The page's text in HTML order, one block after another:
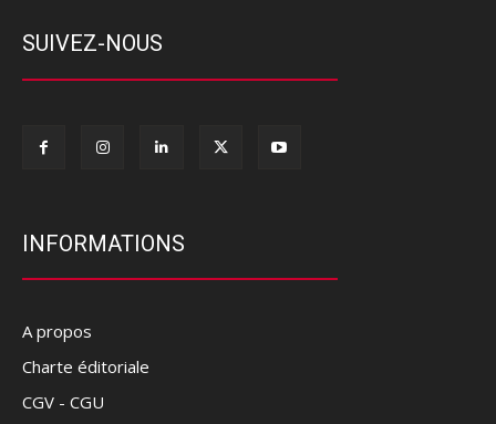
SUIVEZ-NOUS
INFORMATIONS
A propos
Charte éditoriale
CGV - CGU